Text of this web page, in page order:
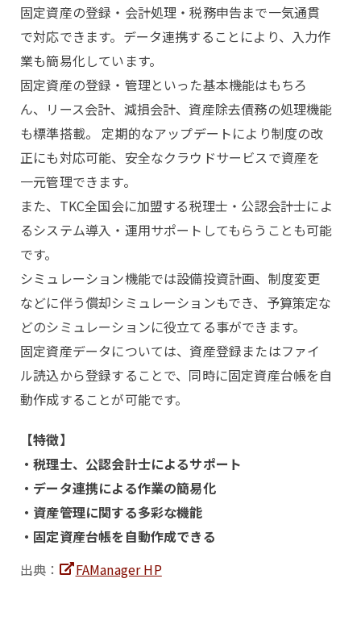
固定資産の登録・会計処理・税務申告まで一気通貫
で対応できます。データ連携することにより、入力作
業も簡易化しています。
固定資産の登録・管理といった基本機能はもちろ
ん、リース会計、減損会計、資産除去債務の処理機能
も標準搭載。 定期的なアップデートにより制度の改
正にも対応可能、安全なクラウドサービスで資産を
一元管理できます。
また、TKC全国会に加盟する税理士・公認会計士によ
るシステム導入・運用サポートしてもらうことも可能
です。
シミュレーション機能では設備投資計画、制度変更
などに伴う償却シミュレーションもでき、予算策定な
どのシミュレーションに役立てる事ができます。
固定資産データについては、資産登録またはファイ
ル読込から登録することで、同時に固定資産台帳を自
動作成することが可能です。
【特徴】
・税理士、公認会計士によるサポート
・データ連携による作業の簡易化
・資産管理に関する多彩な機能
・固定資産台帳を自動作成できる
出典：
FAManager HP